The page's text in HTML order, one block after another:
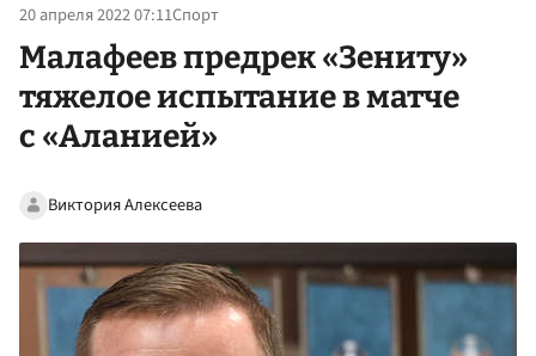
20 апреля 2022 07:11Спорт
Малафеев предрек «Зениту»
тяжелое испытание в матче
с «Аланией»
Виктория Алексеева